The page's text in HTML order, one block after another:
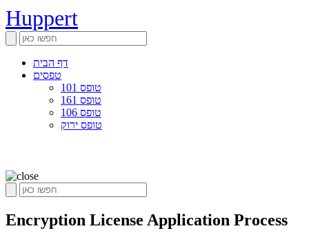
Huppert
דף הבית
טפסים
טופס 101
טופס 161
טופס 106
טופס ירוק
Encryption License Application Process